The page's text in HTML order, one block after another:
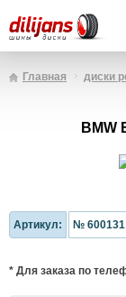
Главная диски
BMW
Артикул: № 600131
* Для заказа по